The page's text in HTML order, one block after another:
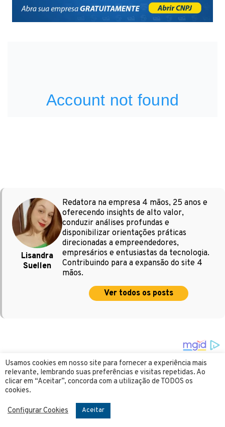
Lisandra
Suellen
Redatora na empresa 4 mãos, 25 anos e
oferecendo insights de alto valor,
conduzir análises profundas e
disponibilizar orientações práticas
direcionadas a empreendedores,
empresários e entusiastas da tecnologia.
Contribuindo para a expansão do site 4
mãos.
Ver todos os posts
Usamos cookies em nosso site para fornecer a experiência mais
relevante, lembrando suas preferências e visitas repetidas. Ao
clicar em “Aceitar”, concorda com a utilização de TODOS os
cookies.
Configurar Cookies Aceitar